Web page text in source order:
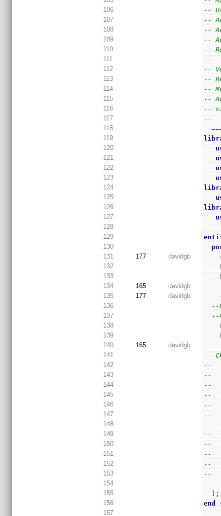
106
--
107
--
108
--
109
--
110
--
111
--
112
--
113
--
114
--
115
--
116
--
117
--
118
--
119
120
121
122
123
124
125
126
127
128
129
130
131
177 davidgb
132
133
134
165
davidgb
135
177 davidgb
136
137
--
138
139
140
165
davidgb
141
--
142
--
143
--
144
--
145
--
146
--
147
--
148
--
149
--
150
--
151
--
152
--
153
--
154
155
) ;
156
end
157